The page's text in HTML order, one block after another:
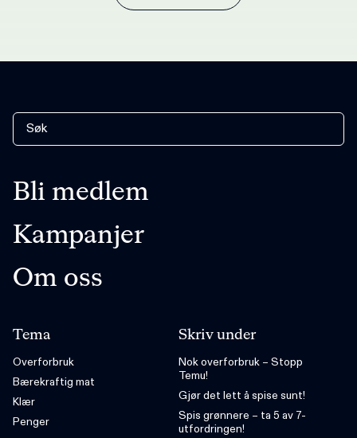
Bli medlem
Kampanjer
Om oss
Tema
Overforbruk
Bærekraftig mat
Klær
Penger
Skriv under
Nok overforbruk – Stopp
Temu!
Gjør det lett å spise sunt!
Spis grønnere – ta 5 av 7-
utfordringen!